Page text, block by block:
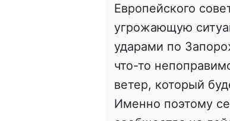
Европейского
угрожающую
ударами по
что-то
ветер, который
Именно поэтому